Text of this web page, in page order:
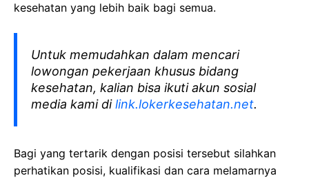
kesehatan yang lebih baik bagi semua.
Untuk memudahkan dalam mencari
lowongan pekerjaan khusus bidang
kesehatan, kalian bisa ikuti akun sosial
media kami dilink.lokerkesehatan.net.
Bagi yang tertarik dengan posisi tersebut silahkan
perhatikan posisi, kualifikasi dan cara melamarnya